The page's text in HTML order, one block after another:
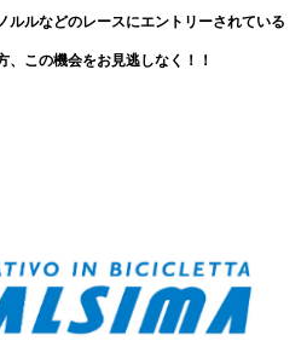
ルルなどのレースにエントリーされている
、この機会をお見逃しなく！！